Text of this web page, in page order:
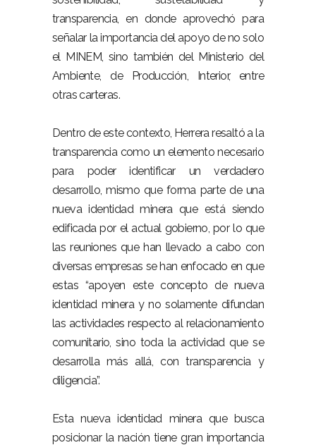
transparencia, en donde aprovechó para
señalar la importancia del apoyo de no solo
el MINEM, sino también del Ministerio del
Ambiente, de Producción, Interior, entre
otras carteras.
Dentro de este contexto, Herrera resaltó a la
transparencia como un elemento necesario
para poder identificar un verdadero
desarrollo, mismo que forma parte de una
nueva identidad minera que está siendo
edificada por el actual gobierno, por lo que
las reuniones que han llevado a cabo con
diversas empresas se han enfocado en que
estas “apoyen este concepto de nueva
identidad minera y no solamente difundan
las actividades respecto al relacionamiento
comunitario, sino toda la actividad que se
desarrolla más allá, con transparencia y
diligencia”.
Esta nueva identidad minera que busca
posicionar la nación tiene gran importancia